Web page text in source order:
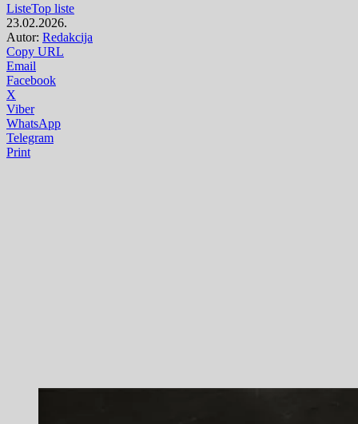
ListeTop liste
23.02.2026.
Autor: Redakcija
Copy URL
Email
Facebook
X
Viber
WhatsApp
Telegram
Print